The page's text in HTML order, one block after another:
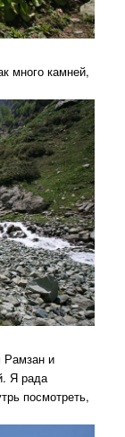
много камней,
Рамзан и
Я рада
посмотреть,